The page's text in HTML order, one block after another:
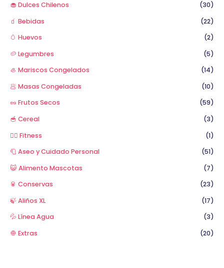
🧁 Dulces Chilenos
(30)
🧃 Bebidas
(22)
🥚 Huevos
(2)
🥔 Legumbres
(5)
🦪 Mariscos Congelados
(14)
🥟 Masas Congeladas
(10)
🥜 Frutos Secos
(59)
🥣 Cereal
(3)
🏋️‍♂️ Fitness
(1)
🧻 Aseo y Cuidado Personal
(51)
😺 Alimento Mascotas
(7)
🥫 Conservas
(23)
🍃 Aliños XL
(17)
💦 Línea Agua
(3)
🧅 Extras
(20)